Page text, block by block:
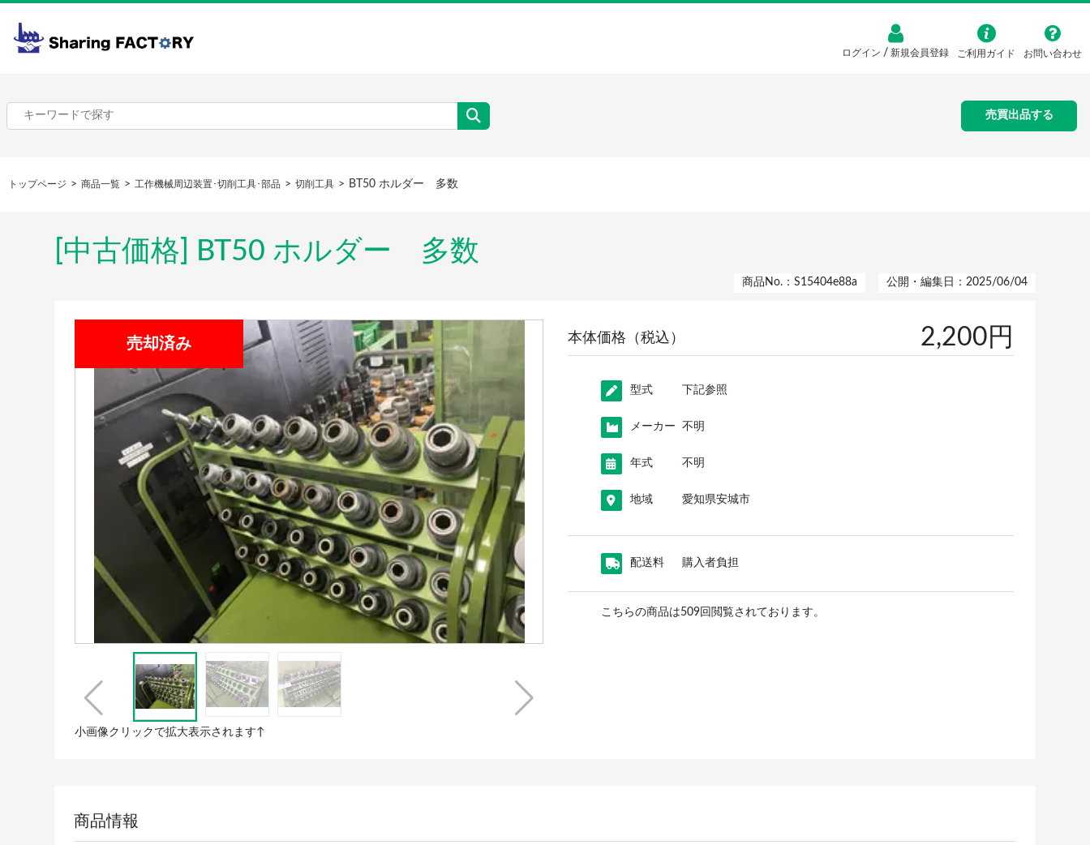
ログイン / 新規会員登録 ご利用ガイド お問い合わせ
売買出品する
トップページ 商品一覧 工作機械周辺装置･切削工具･部品 切削工具 BT50 ホルダー 多数
[中古価格] BT50 ホルダー 多数
商品No.：S15404e88a 公開・編集日：2025/06/04
売却済み
小画像クリックで拡大表示されます↑
本体価格（税込） 2,200円
型式 下記参照
メーカー 不明
年式 不明
地域 愛知県安城市
配送料 購入者負担
こちらの商品は509回閲覧されております。
商品情報